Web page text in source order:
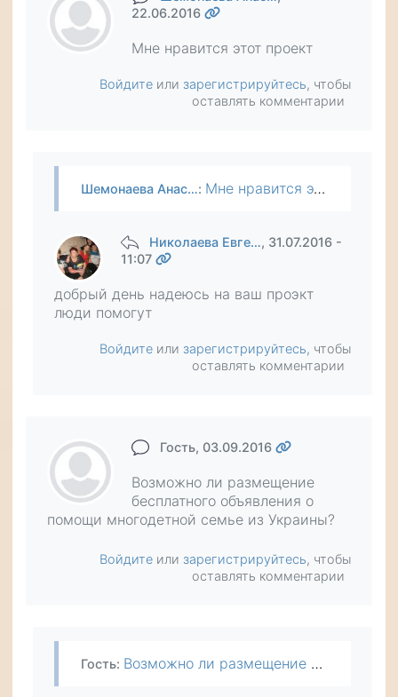
22.06.2016
Мне нравится этот проект
Войдите или зарегистрируйтесь, чтобы
оставлять комментарии
Шемонаева Анас…: Мне нравится этот проект
Николаева Евге…, 31.07.2016 -
11:07
добрый день надеюсь на ваш проэкт
люди помогут
Войдите или зарегистрируйтесь, чтобы
оставлять комментарии
Гость, 03.09.2016
Возможно ли размещение
бесплатного объявления о
помощи многодетной семье из Украины?
Войдите или зарегистрируйтесь, чтобы
оставлять комментарии
Гость: Возможно ли размещение бесплатного объявления о помощи многодетной семье из Украины?